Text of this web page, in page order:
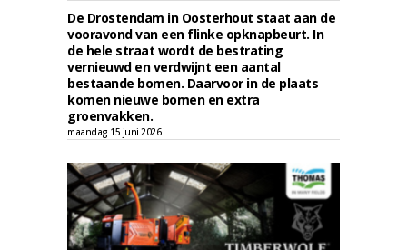
De Drostendam in Oosterhout staat aan de
vooravond van een flinke opknapbeurt. In
de hele straat wordt de bestrating
vernieuwd en verdwijnt een aantal
bestaande bomen. Daarvoor in de plaats
komen nieuwe bomen en extra
groenvakken.
maandag 15 juni 2026